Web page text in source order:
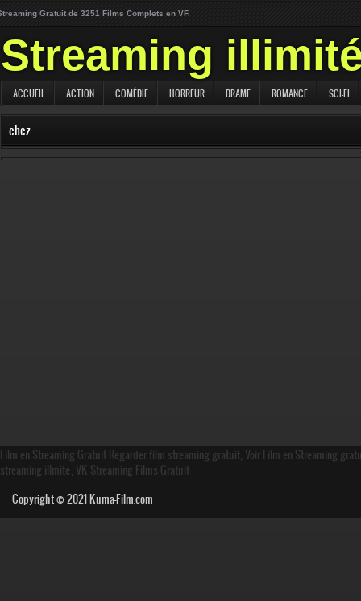
Gratuit de 3251 Films Complets en VF.
Streaming
ACCUEIL ACTION COMÉDIE HORREUR DRAME ROMANCE SCI-FI
chez
Film en Streaming Gratuit Regarder film streaming gratuit, Voir Film en Streaming
streaming illmité, VK Streaming Films Gratuit
Copyright © 2021Kuma-Film.com